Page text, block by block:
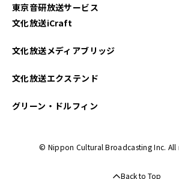
東京音研放送サービス
文化放送iCraft
文化放送メディアブリッジ
文化放送エクステンド
グリーン・ドルフィン
© Nippon Cultural Broadcasting Inc. All
Back to Top